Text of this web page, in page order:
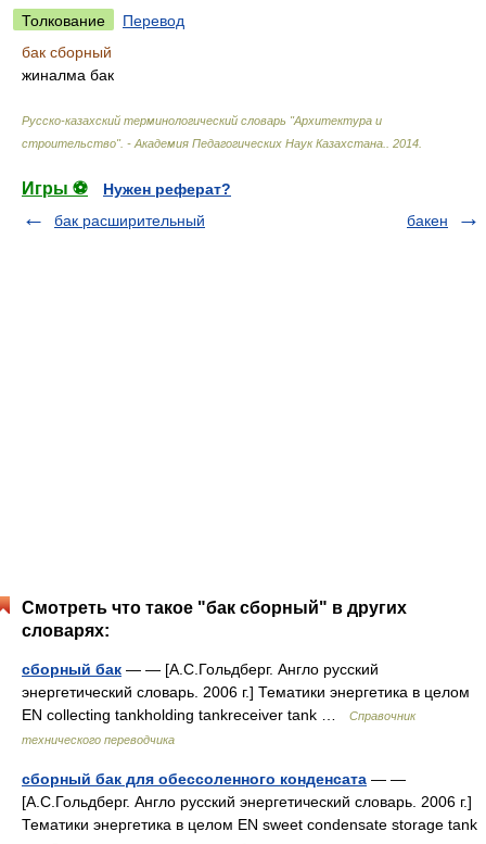
Толкование
Перевод
бак сборный
жиналма бак
Русско-казахский терминологический словарь "Архитектура и
строительство". - Академия Педагогических Наук Казахстана.
2014
Игры ⚽
Нужен реферат?
бак расширительный
бакен
Смотреть что такое "бак сборный" в других
словарях:
сборный бак — — [А.С.Гольдберг. Англо русский
энергетический словарь. 2006 г.] Тематики энергетика в целом
EN collecting tankholding tankreceiver tank …
Справочник
технического переводчика
сборный бак для обессоленного конденсата — —
[А.С.Гольдберг. Англо русский энергетический словарь. 2006 г.]
Тематики энергетика в целом EN sweet condensate storage tank